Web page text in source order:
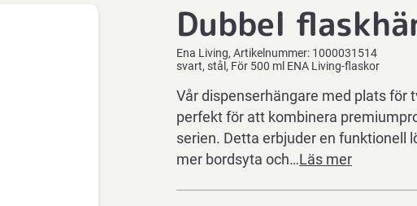
Dubbel
Ena Living Artikelnummer: 1000031514
svart, stål, För 500 ml ENA Living-flaskor
Vår dispenserhängare med plats för
perfekt för att kombinera
serien. Detta erbjuder en funktionell
mer bordsyta och…Läs mer